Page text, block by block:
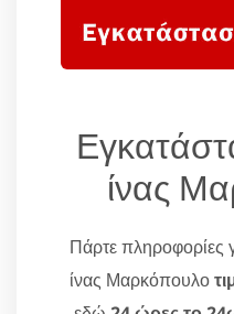
ίνας
Πάρτε πληροφορίες
ίνας Μαρκόπουλο